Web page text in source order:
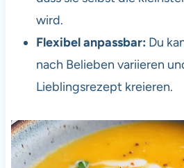
wird.
Flexibel anpassbar: Du
nach Belieben variieren
Lieblingsrezept kreieren.